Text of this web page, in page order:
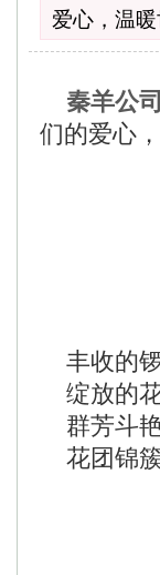
爱心，温暖
秦羊公司
们的爱心
丰收的锣
绽放的
群芳斗
花团锦